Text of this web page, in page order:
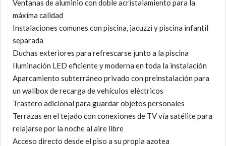
Ventanas de aluminio con doble acristalamiento para la
máxima calidad
Instalaciones comunes con piscina, jacuzzi y piscina infantil
separada
Duchas exteriores para refrescarse junto a la piscina
Iluminación LED eficiente y moderna en toda la instalación
Aparcamiento subterráneo privado con preinstalación para
un wallbox de recarga de vehículos eléctricos
Trastero adicional para guardar objetos personales
Terrazas en el tejado con conexiones de TV vía satélite para
relajarse por la noche al aire libre
Acceso directo desde el piso a su propia azotea